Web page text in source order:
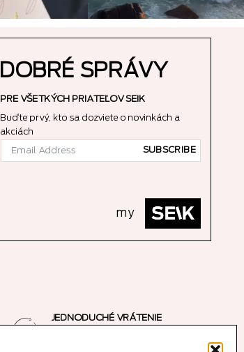
DOBRÉ SPRÁVY
PRE VŠETKÝCH PRIATEĽOV SEIK
Buďte prvý, kto sa dozviete o novinkách a
akciách
SUBSCRIBE
my
JEDNODUCHÉ VRÁTENIE